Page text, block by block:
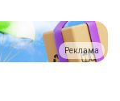
Реклама